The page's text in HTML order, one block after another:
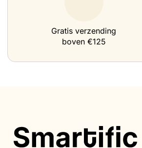
Gratis verzending
boven €125